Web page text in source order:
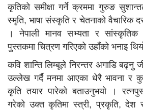
कृतिको समीक्षा गर्ने क्रममा गुरुङ
स्मृति, भाषा संस्कृति र चेतनाको वैचारिक
। नेपाली मानव सभ्यता र
पुस्तकमा चित्रण गरिएको उहाँको भनाइ
कवि शान्ति लिम्बूले निरन्तर अगाडि बढ्नु
उल्लेख गर्दै मनमा आएका धेरै भावना र
कृति तयार पारेको बताउनुभयो ।
गरेको उक्त कृतिमा स्त्री, प्रकृति, देश